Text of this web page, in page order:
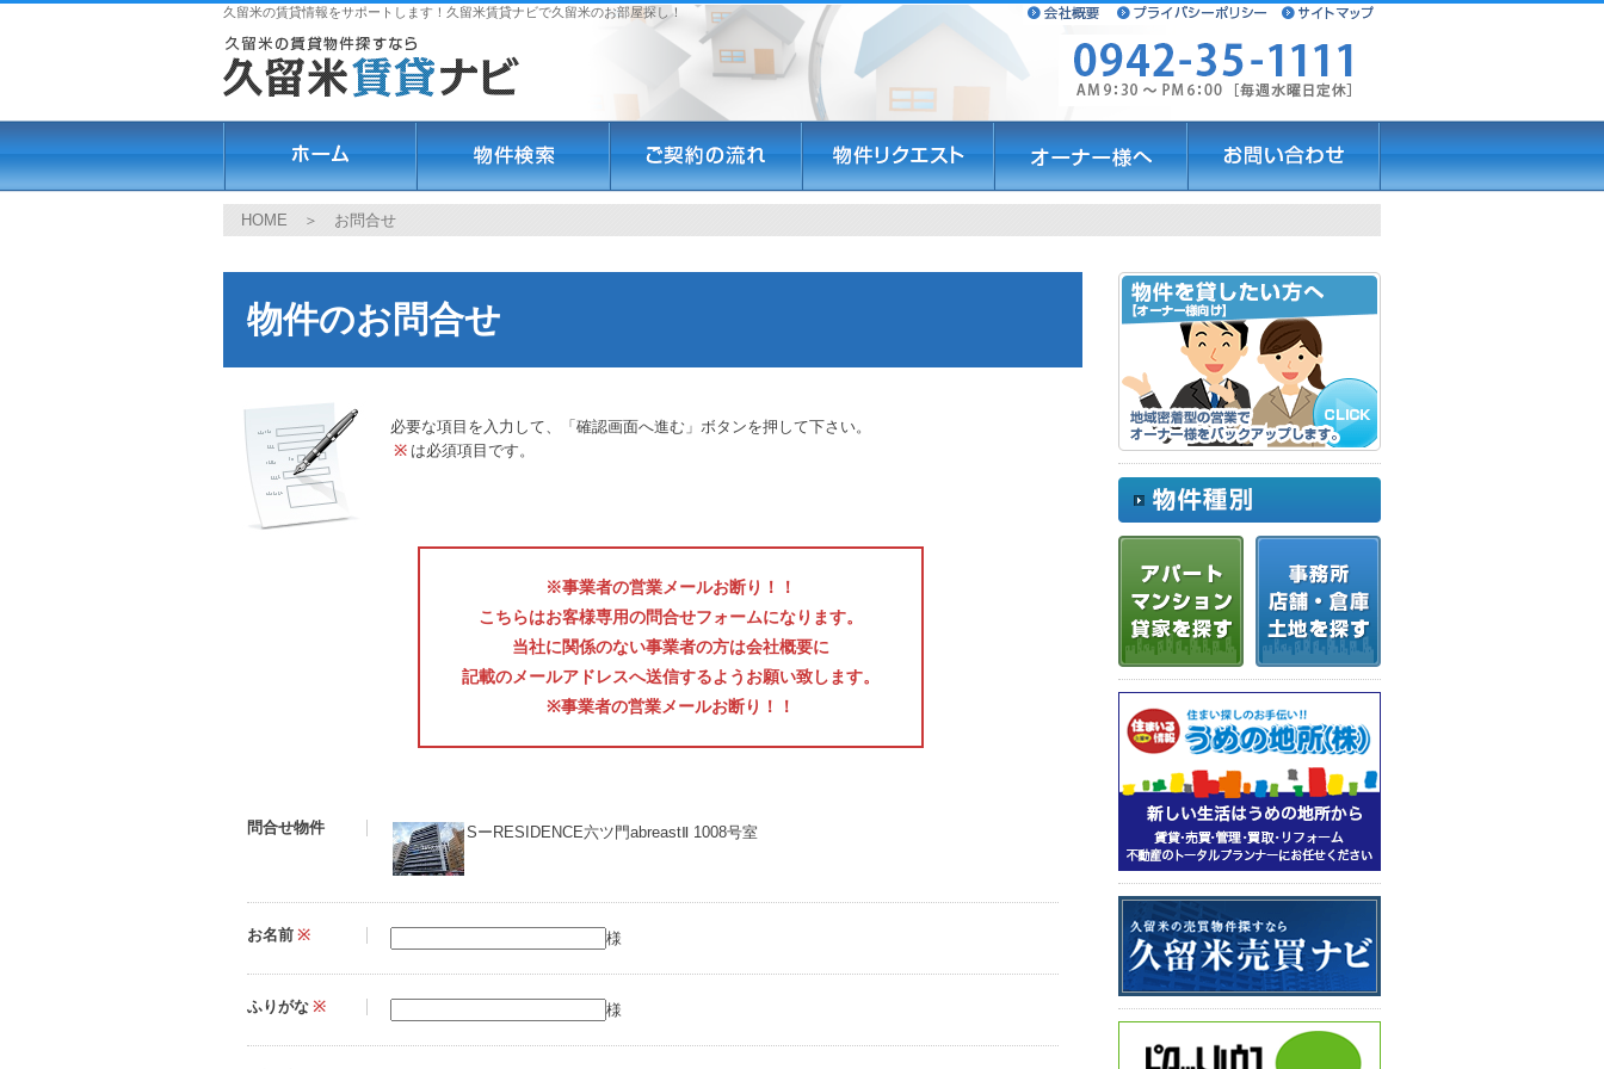
久留米の賃貸情報をサポートします！久留米賃貸ナビで久留米のお部屋探し！
HOME ＞ お問合せ
物件のお問合せ
必要な項目を入力して、「確認画面へ進む」ボタンを押して下さい。
※ は必須項目です。
※事業者の営業メールお断り！！
こちらはお客様専用の問合せフォームになります。
当社に関係のない事業者の方は会社概要に
記載のメールアドレスへ送信するようお願い致します。
※事業者の営業メールお断り！！
問合せ物件 SーRESIDENCE六ツ門abreastⅡ 1008号室
お名前 ※ 様
ふりがな ※ 様